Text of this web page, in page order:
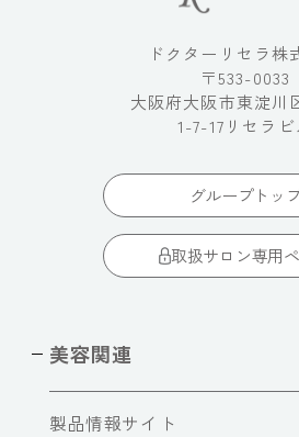
ドクターリセラ株
〒533-0033
大阪府大阪市東淀川
1-7-17リセラ
グループトッ
取扱サロン専用
美容関連
製品情報サイト